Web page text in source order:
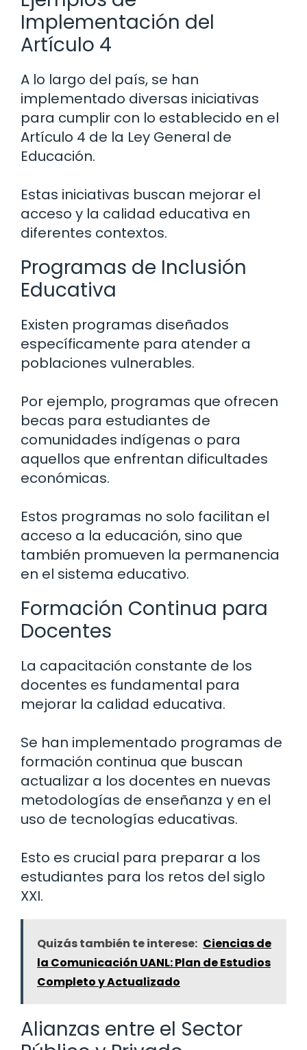
Implementación del
Artículo 4
A lo largo del país, se han
implementado diversas iniciativas
para cumplir con lo establecido en el
Artículo 4 de la Ley General de
Educación.
Estas iniciativas buscan mejorar el
acceso y la calidad educativa en
diferentes contextos.
Programas de Inclusión
Educativa
Existen programas diseñados
específicamente para atender a
poblaciones vulnerables.
Por ejemplo, programas que ofrecen
becas para estudiantes de
comunidades indígenas o para
aquellos que enfrentan dificultades
económicas.
Estos programas no solo facilitan el
acceso a la educación, sino que
también promueven la permanencia
en el sistema educativo.
Formación Continua para
Docentes
La capacitación constante de los
docentes es fundamental para
mejorar la calidad educativa.
Se han implementado programas de
formación continua que buscan
actualizar a los docentes en nuevas
metodologías de enseñanza y en el
uso de tecnologías educativas.
Esto es crucial para preparar a los
estudiantes para los retos del siglo
XXI.
Quizás también te interese: Ciencias de
la Comunicación UANL: Plan de Estudios
Completo y Actualizado
Alianzas entre el Sector